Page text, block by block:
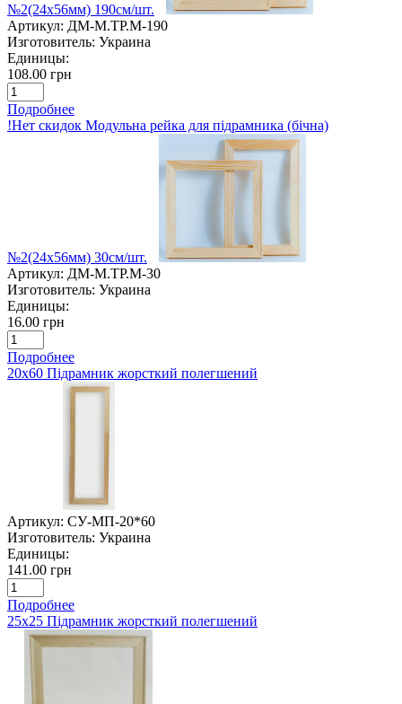
№2(24х56мм) 190см/шт.
Артикул: ДМ-M.TP.M-190
Изготовитель: Украина
Единицы:
108.00 грн
Подробнее
!Нет скидок Модульна рейка для підрамника (бічна)
№2(24х56мм) 30см/шт.
Артикул: ДМ-M.TP.M-30
Изготовитель: Украина
Единицы:
16.00 грн
Подробнее
20х60 Підрамник жорсткий полегшений
Артикул: СУ-МП-20*60
Изготовитель: Украина
Единицы:
141.00 грн
Подробнее
25х25 Підрамник жорсткий полегшений